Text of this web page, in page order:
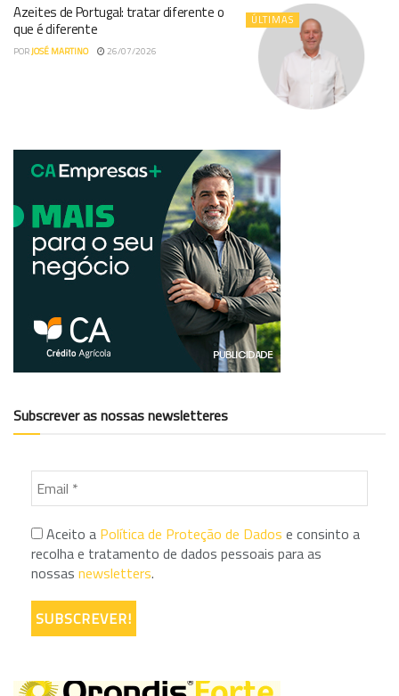
ÚLTIMAS
Azeites de Portugal: tratar diferente o
que é diferente
PORJOSÉ MARTINO 26/07/2026
Subscrever as nossas newsletteres
Aceito a Política de Proteção de Dados e consinto a
recolha e tratamento de dados pessoais para as
nossas newsletters.